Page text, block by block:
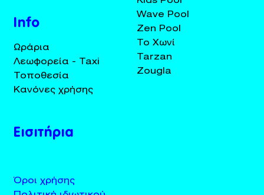
Info
Ωράρια
Λεωφορεία - Taxi
Τοποθεσία
Κανόνες χρήσης
Wave Pool
Zen Pool
Το Χωνί
Tarzan
Zougla
Εισιτήρια
Όροι χρήσης